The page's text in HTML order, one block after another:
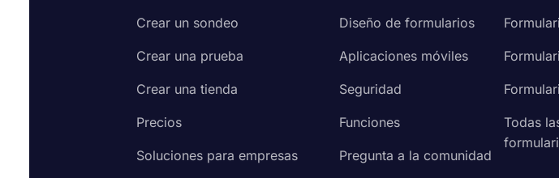
Crear un sondeo
Crear una prueba
Crear una tienda
Precios
Soluciones para empresas
Diseño de formularios
Aplicaciones móviles
Seguridad
Funciones
Pregunta a la comunidad
Todas